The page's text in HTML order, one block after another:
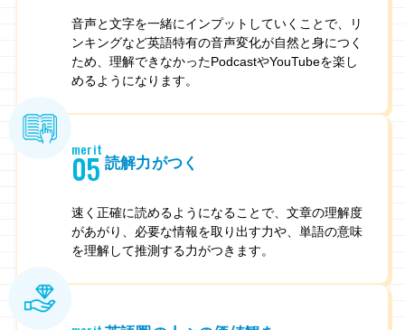
音声と文字を一緒にインプットしていくことで、リ
ンキングなど英語特有の音声変化が自然と身につく
ため、理解できなかったPodcastやYouTubeを楽し
めるようになります。
merit
05 読解力がつく
速く正確に読めるようになることで、文章の理解度
があがり、必要な情報を取り出す力や、単語の意味
を理解して推測する力がつきます。